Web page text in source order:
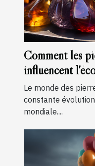
Comment les
influencent
Le monde des
constante
mondiale....